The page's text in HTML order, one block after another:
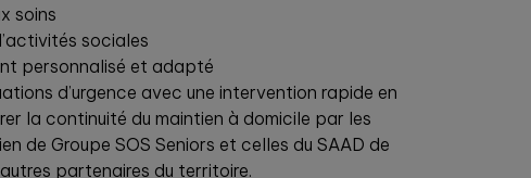
soins
sociales
personnalisé et adapté
d’urgence avec une intervention rapide en
la continuité du maintien à domicile par les
de Groupe SOS Seniors et celles du SAAD de
autres partenaires du territoire.